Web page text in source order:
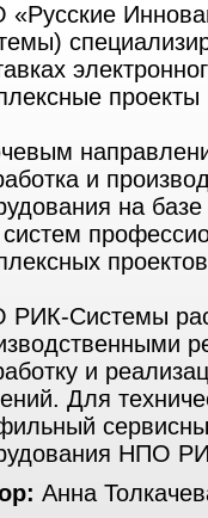
и
на
Системы
и
Для
НПО
Анна